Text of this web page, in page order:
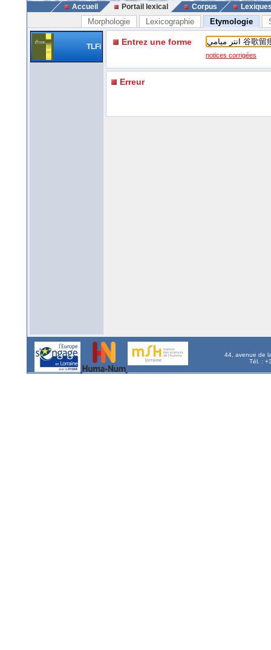
Accueil Portail lexical Corpus
Morphologie Lexicographie Etymologie
TLFi Entrez une forme
notices corrigées
Erreur
44, avenue de
Tél. :